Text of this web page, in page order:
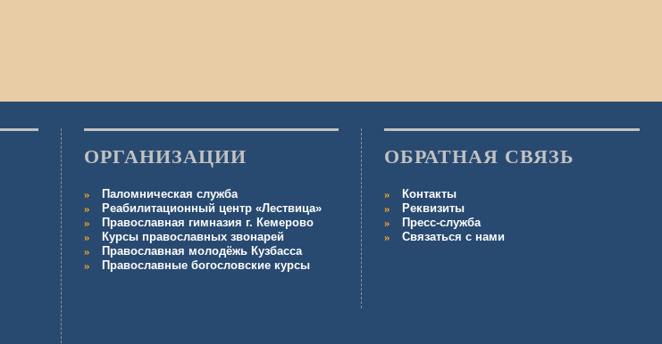
ОРГАНИЗАЦИИ
Паломническая служба
Реабилитационный центр «Лествица»
Православная гимназия г. Кемерово
Курсы православных звонарей
Православная молодёжь Кузбасса
Православные богословские курсы
ОБРАТНАЯ СВЯЗЬ
Контакты
Реквизиты
Пресс-служба
Связаться с нами